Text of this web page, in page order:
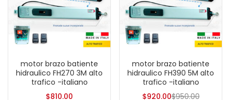
En oferta(4)
Categories
Categories
motor brazo batiente
hidraulico FH270 3M alto
trafico -italiano
$810.00
motor brazo batiente
hidraulico FH390 5M alto
trafico -italiano
$920.00$950.00